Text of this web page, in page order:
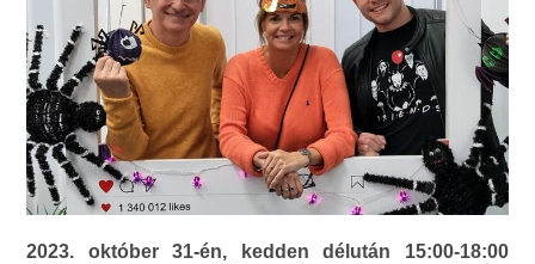
2023. október 31-én, kedden délután 15:00-18:00